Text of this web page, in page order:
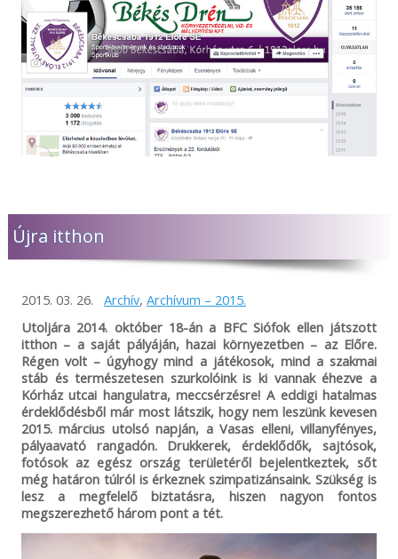
Újra itthon
2015. 03. 26. Archív, Archívum – 2015.
Utoljára 2014. október 18-án a BFC Siófok ellen játszott
itthon – a saját pályáján, hazai környezetben – az Előre.
Régen volt – úgyhogy mind a játékosok, mind a szakmai
stáb és természetesen szurkolóink is ki vannak éhezve a
Kórház utcai hangulatra, meccsérzésre! A eddigi hatalmas
érdeklődésből már most látszik, hogy nem leszünk kevesen
2015. március utolsó napján, a Vasas elleni, villanyfényes,
pályaavató rangadón. Drukkerek, érdeklődők, sajtósok,
fotósok az egész ország területéről bejelentkeztek, sőt
még határon túlról is érkeznek szimpatizánsaink. Szükség is
lesz a megfelelő biztatásra, hiszen nagyon fontos
megszerezhető három pont a tét.